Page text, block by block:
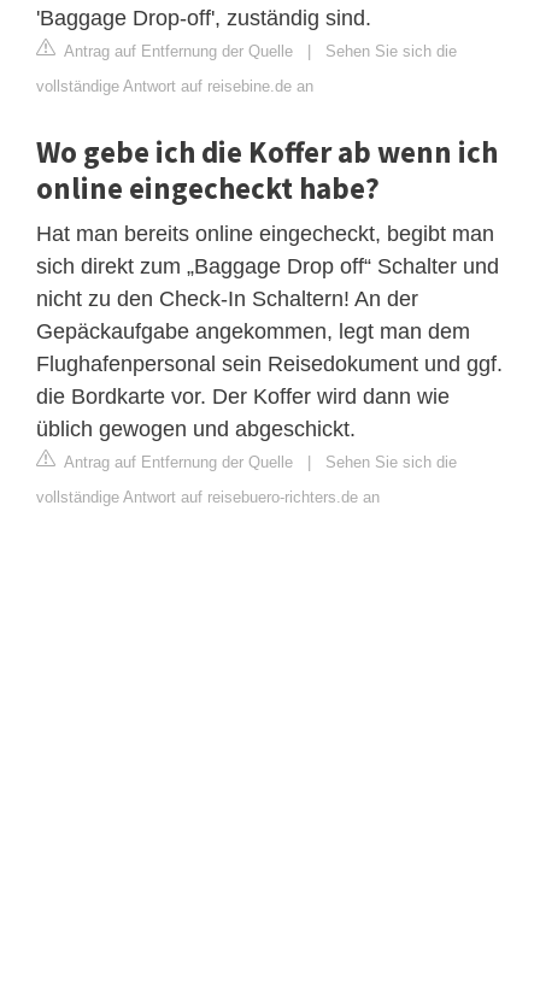
'Baggage Drop-off', zuständig sind.
Antrag auf Entfernung der Quelle
Sehen Sie sich die
vollständige Antwort auf reisebine.de an
Wo gebe ich die Koffer ab wenn ich
online eingecheckt habe?
Hat man bereits online eingecheckt, begibt man
sich direkt zum „Baggage Drop off“ Schalter und
nicht zu den Check-In Schaltern! An der
Gepäckaufgabe angekommen, legt man dem
Flughafenpersonal sein Reisedokument und ggf.
die Bordkarte vor. Der Koffer wird dann wie
üblich gewogen und abgeschickt.
Antrag auf Entfernung der Quelle
Sehen Sie sich die
vollständige Antwort auf reisebuero-richters.de an